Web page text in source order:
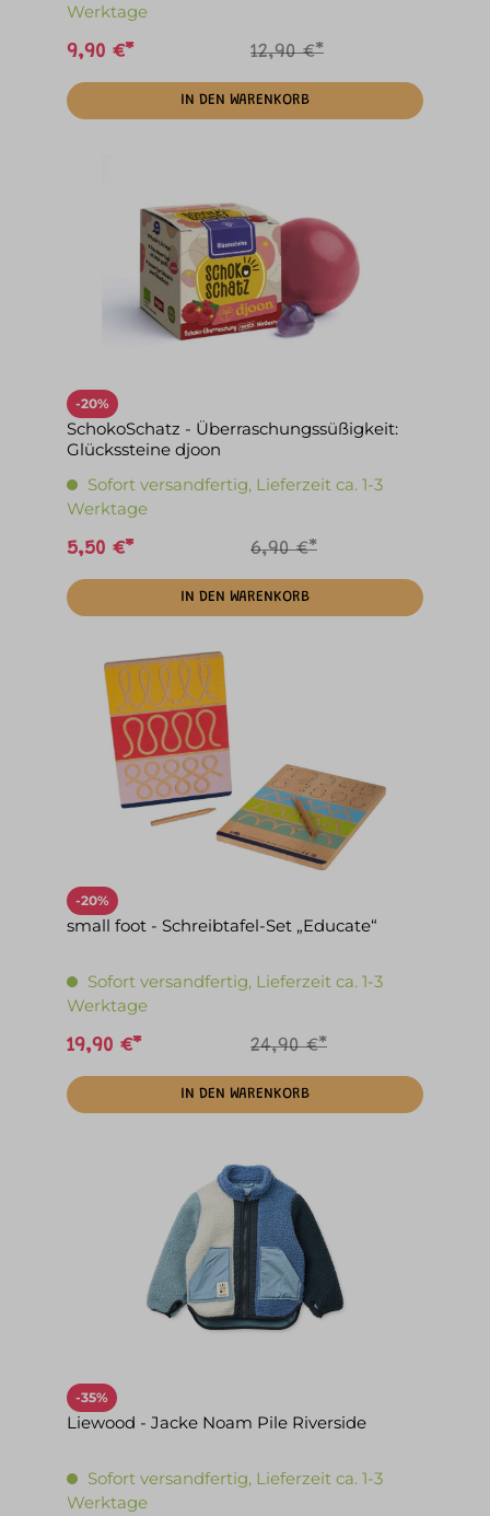
Werktage
9,90 €* 12,90 €*
IN DEN WARENKORB
-20%
SchokoSchatz - Überraschungssüßigkeit:
Glückssteine djoon
Sofort versandfertig, Lieferzeit ca. 1-3
Werktage
5,50 €* 6,90 €*
IN DEN WARENKORB
-20%
small foot - Schreibtafel-Set „Educate“
Sofort versandfertig, Lieferzeit ca. 1-3
Werktage
19,90 €* 24,90 €*
IN DEN WARENKORB
-35%
Liewood - Jacke Noam Pile Riverside
Sofort versandfertig, Lieferzeit ca. 1-3
Werktage